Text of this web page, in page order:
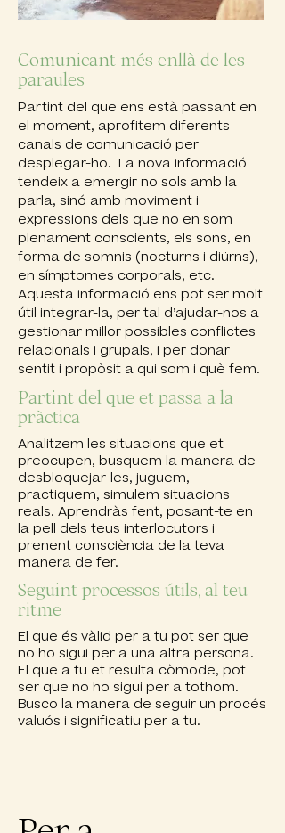
Partint del que et passa a la
pràctica
Analitzem les situacions que et
preocupen, busquem la manera de
desbloquejar-les, juguem,
practiquem, simulem situacions
reals. Aprendràs fent, posant-te en
la pell dels teus interlocutors i
prenent consciència de la teva
manera de fer.
Comunicant més enllà de les
paraules
Partint del que ens està passant en
el moment, aprofitem diferents
canals de comunicació per
desplegar-ho. La nova informació
tendeix a emergir no sols amb la
parla, sinó amb moviment i
expressions dels que no en som
plenament conscients, els sons, en
forma de somnis (nocturns i diürns),
en símptomes corporals, etc.
Aquesta informació ens pot ser molt
útil integrar-la, per tal d’ajudar-nos a
gestionar millor possibles conflictes
relacionals i grupals, i per donar
sentit i propòsit a qui som i què fem.
Seguint processos útils, al teu
ritme
El que és vàlid per a tu pot ser que
no ho sigui per a una altra persona.
El que a tu et resulta còmode, pot
ser que no ho sigui per a tothom.
Busco la manera de seguir un procés
valuós i significatiu per a tu.